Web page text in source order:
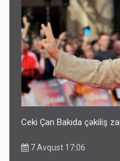
Ceki Çan Bakıda çəkiliş
7 Avqust 17:06